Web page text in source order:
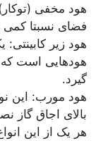
هود مخفی
فضای نسبتا کمی
هود زیر
هودهایی است که
گیرد.
هود مورب: این
بالای اجاق
هر یک از این